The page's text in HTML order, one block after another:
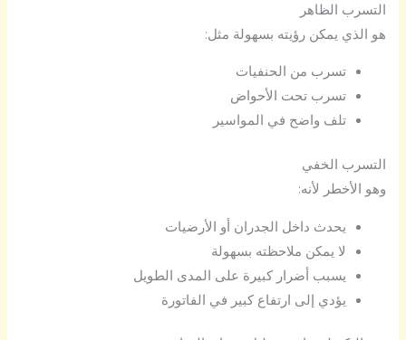
التسرب الظاهر
هو الذي يمكن رؤيته بسهولة مثل:
تسرب من الحنفيات
تسرب تحت الأحواض
تلف واضح في المواسير
التسرب الخفي
وهو الأخطر لأنه:
يحدث داخل الجدران أو الأرضيات
لا يمكن ملاحظته بسهولة
يسبب أضرار كبيرة على المدى الطويل
يؤدي إلى ارتفاع كبير في الفاتورة